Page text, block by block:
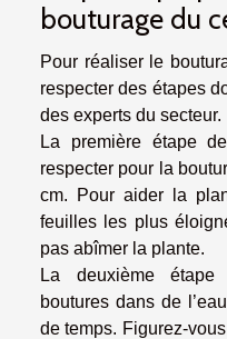
bouturage du
Pour réaliser le
respecter des étapes
des experts du secteur.
La première étape
respecter pour la
cm. Pour aider la
feuilles les plus
pas abîmer la plante.
La deuxième
boutures dans de
de temps. Figurez-